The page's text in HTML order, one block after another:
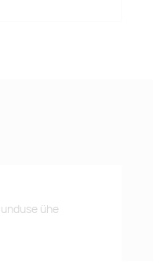
ühe